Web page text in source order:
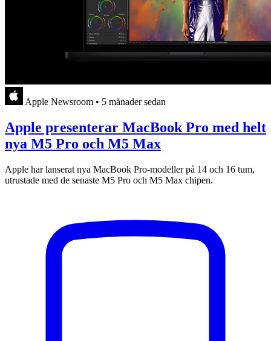
Apple Newsroom • 5 månader sedan
Apple presenterar MacBook Pro med helt
nya M5 Pro och M5 Max
Apple har lanserat nya MacBook Pro-modeller på 14 och 16 tum,
utrustade med de senaste M5 Pro och M5 Max chipen.